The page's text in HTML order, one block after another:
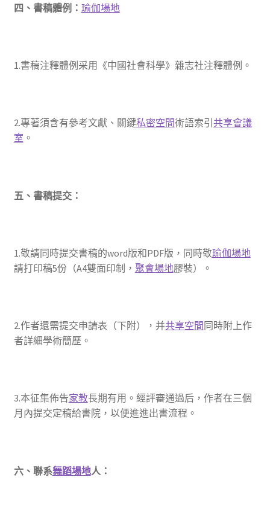
四、書稿體例： 瑜伽場地
1.書稿注釋體例采用《中國社會科學》雜志社注釋體例。
2.專著須含有參考文獻、關鍵私密空間術語索引 共享會議
室 。
五、書稿提交：
1.敬請同時提交書稿的word版和PDF版，同時敬瑜伽場地
請打印稿5份（A4雙面印制， 聚會場地膠裝）。
2.作者還需提交申請表（下附），并共享空間 同時附上作
者詳細學術簡歷。
3.本征集佈告家教長期有用。經評審通過后，作者在三個
月內提交定稿給書院，以便進進出書流程。
六、聯系舞蹈場地人：